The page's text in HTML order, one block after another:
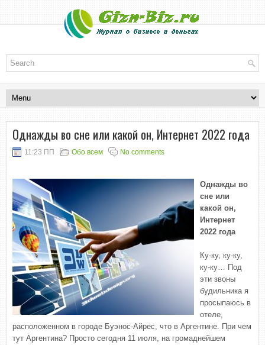
Однажды во сне или какой он, Интернет 2022 года
11:23 ПП Обо всем No comments
Однажды во
сне или
какой он,
Интернет
2022 года
Ку-ку, ку-ку,
ку-ку… Под
эти звоны
будильника я
просыпаюсь в
отеле,
расположенном в городе Буэнос-Айрес, что в Аргентине. При чем
тут Аргентина? Просто сегодня 11 июля, на громаднейшем